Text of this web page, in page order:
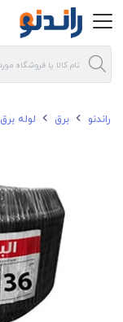
راندنو برق لوله برق